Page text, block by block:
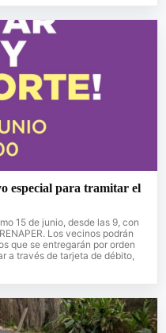
especial para tramitar el
15 de junio, desde las 9, con
Los vecinos podrán
que se entregarán por orden
a través de tarjeta de débito,